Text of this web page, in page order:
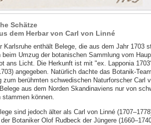
Schätze
dem Herbar von Carl von Linné
Karlsruhe enthält Belege, die aus dem Jahr 1703
beim Umzug der botanischen Sammlung vom
ans Licht. Die Herkunft ist mit "ex. Lapponia
angegeben. Natürlich dachte das Botanik-
zum berühmten schwedischen Naturforscher Carl
aus dem Norden Skandinaviens nur von
stammen können.
sind jedoch älter als Carl von Linné
Botaniker Olof Rudbeck der Jüngere